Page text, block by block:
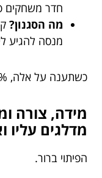
חדר משחקים
מה הסגנון?
מנסה להגיע
כשתענה על אלה, 70% מההתלבטות כבר מאחוריך.
מידה, צורה
מדלגים עליו
הפיתוי ברור.